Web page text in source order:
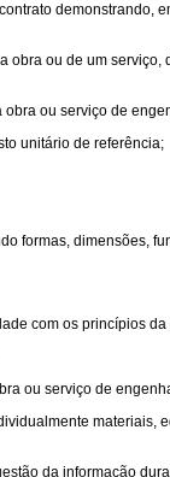
demonstrando,
ou de um
ou serviço de
unitário de referência;
formas, dimensões,
com os princípios
ou serviço de
materiais,
da informação